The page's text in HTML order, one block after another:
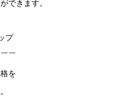
できます。
プ
￣
を